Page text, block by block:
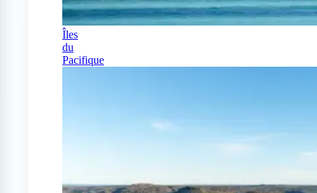
Îles
du
Pacifique